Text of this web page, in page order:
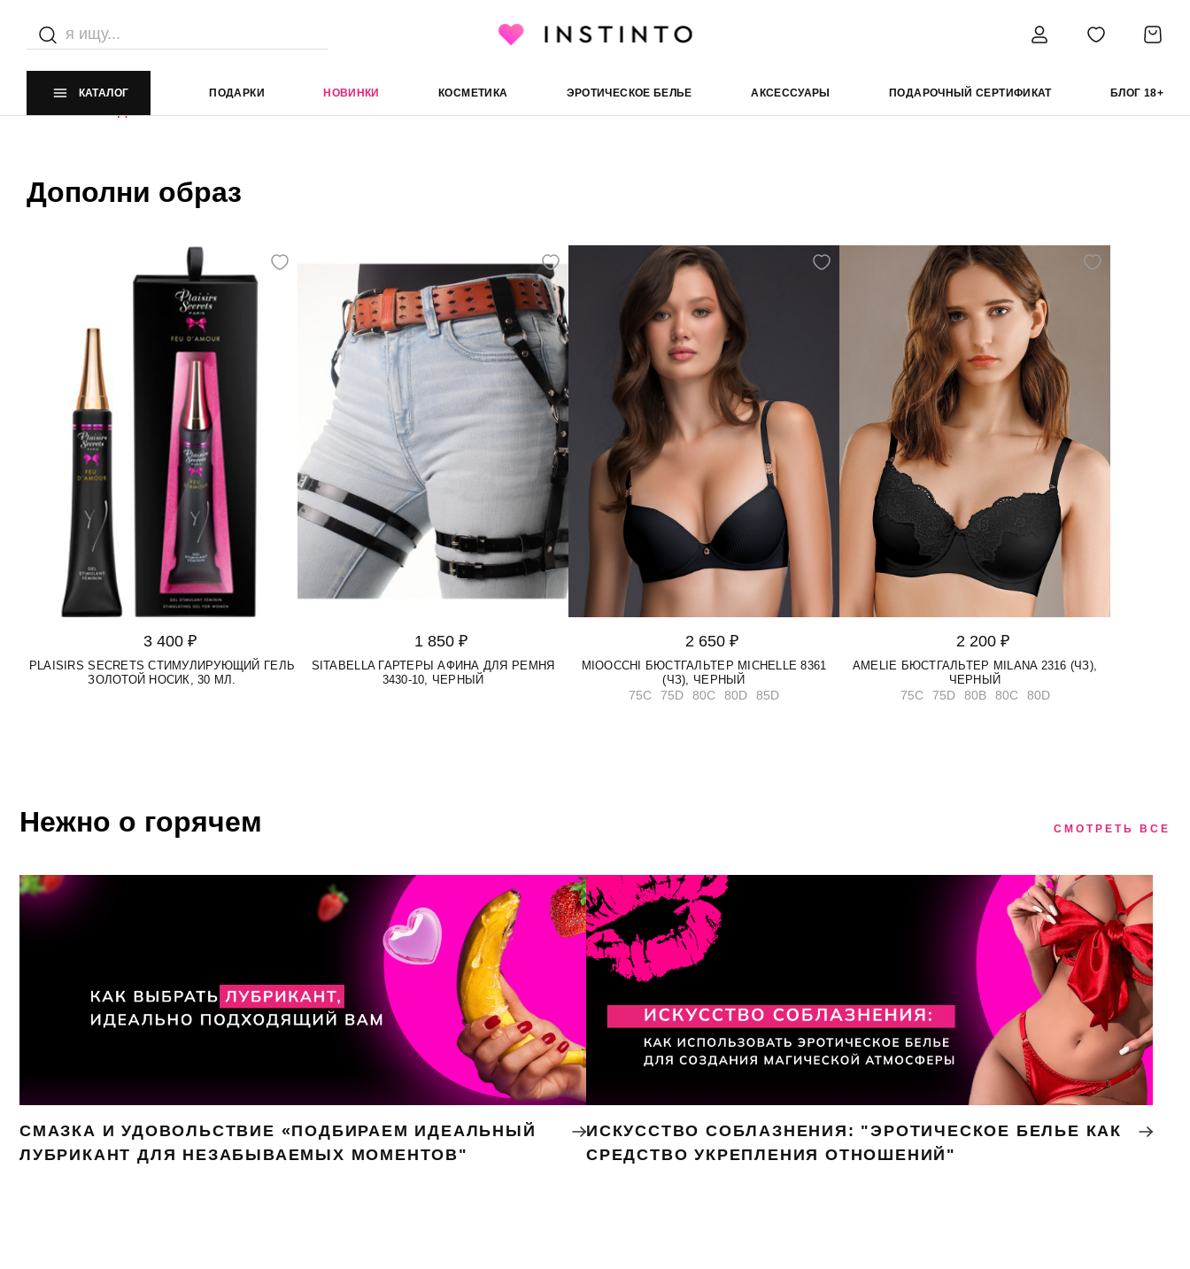
КАТАЛОГ ПОДАРКИ НОВИНКИ КОСМЕТИКА ЭРОТИЧЕСКОЕ БЕЛЬЕ АКСЕССУАРЫ ПОДАРОЧНЫЙ СЕРТИФИКАТ БЛОГ 18+
Главная страница
Каталог
Дополни образ
3 400 ₽
PLAISIRS SECRETS СТИМУЛИРУЮЩИЙ ГЕЛЬ
ЗОЛОТОЙ НОСИК, 30 МЛ.
1 850 ₽
SITABELLA ГАРТЕРЫ АФИНА ДЛЯ РЕМНЯ
3430-10, ЧЕРНЫЙ
2 650 ₽
MIOOCCHI БЮСТГАЛЬТЕР MICHELLE 8361
(ЧЗ), ЧЕРНЫЙ
75C 75D 80C 80D 85D
2 200 ₽
AMELIE БЮСТГАЛЬТЕР MILANA 2316 (ЧЗ),
ЧЕРНЫЙ
75C 75D 80B 80C 80D
Нежно о горячем СМОТРЕТЬ ВСЕ
СМАЗКА И УДОВОЛЬСТВИЕ «ПОДБИРАЕМ ИДЕАЛЬНЫЙ
ЛУБРИКАНТ ДЛЯ НЕЗАБЫВАЕМЫХ МОМЕНТОВ"
ИСКУССТВО СОБЛАЗНЕНИЯ: "ЭРОТИЧЕСКОЕ БЕЛЬЕ КАК
СРЕДСТВО УКРЕПЛЕНИЯ ОТНОШЕНИЙ"